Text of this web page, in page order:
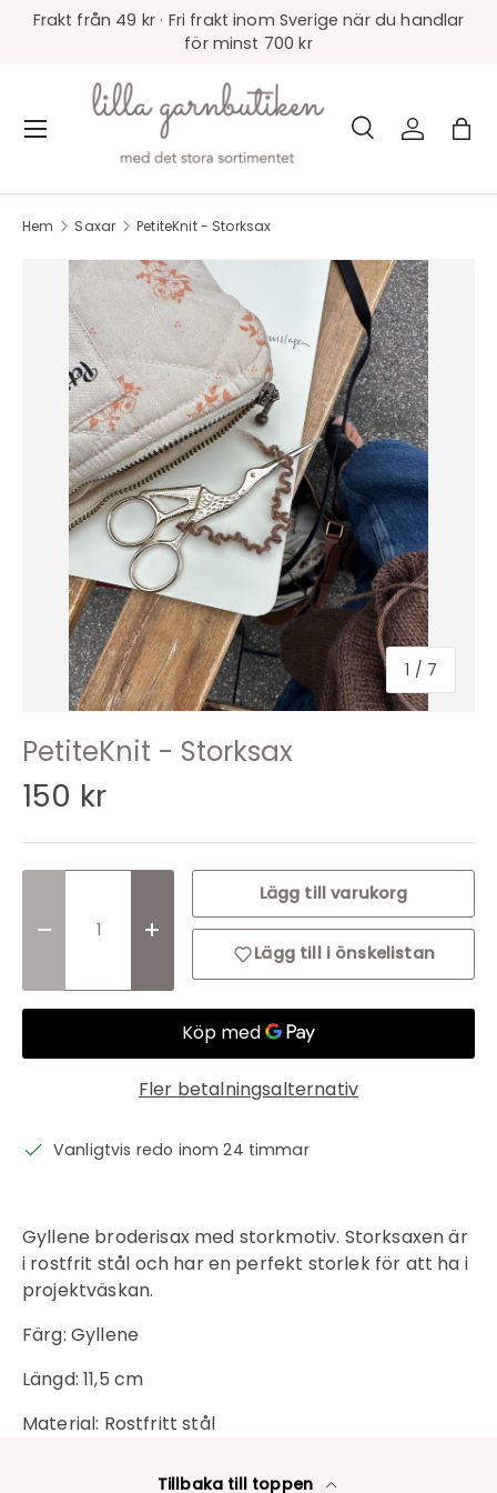
Frakt från 49 kr · Fri frakt inom Sverige när du handlar
för minst 700 kr
Sök
Produkttyp
Sök Logga in
Meny
Hem Saxar PetiteKnit - Storksax
1 / 7
PetiteKnit - Storksax
150 kr
Translation missing:Translation missing:
Lägg till varukorg
Lägg till i önskelistan
Fler betalningsalternativ
Vanligtvis redo inom 24 timmar
Gyllene broderisax med storkmotiv. Storksaxen är
i rostfrit stål och har en perfekt storlek för att ha i
projektväskan.
Färg: Gyllene
Längd: 11,5 cm
Material: Rostfritt stål
Tillbaka till toppen
Inloggning krävs
tidigare sparade artiklar.
Inloggning